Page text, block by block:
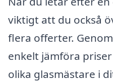
viktigt att du också
flera offerter.
enkelt jämföra
olika glasmästare i